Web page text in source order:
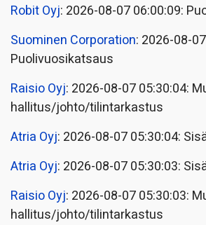
Robit Oyj: 2026-08-07 06:00:09:
Suominen Corporation: 2026-08-
Puolivuosikatsaus
Raisio Oyj: 2026-08-07 05:30:04:
hallitus/johto/tilintarkastus
Atria Oyj: 2026-08-07 05:30:04:
Atria Oyj: 2026-08-07 05:30:03:
Raisio Oyj: 2026-08-07 05:30:03:
hallitus/johto/tilintarkastus